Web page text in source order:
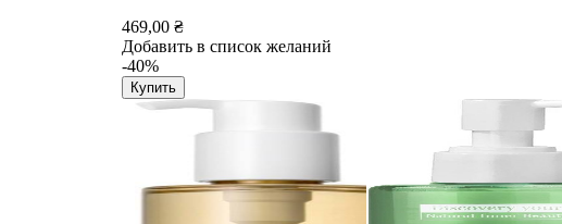
469,00 ₴
Добавить в список желаний
-40%
Купить